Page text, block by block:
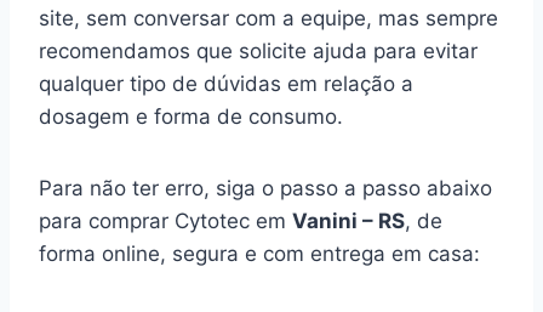
site, sem conversar com a equipe, mas sempre
recomendamos que solicite ajuda para evitar
qualquer tipo de dúvidas em relação a
dosagem e forma de consumo.
Para não ter erro, siga o passo a passo abaixo
para comprar Cytotec em Vanini – RS, de
forma online, segura e com entrega em casa: